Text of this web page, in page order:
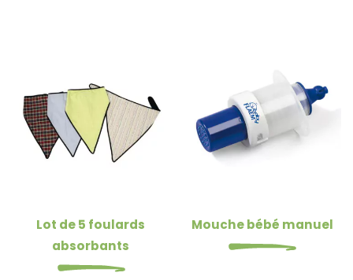
Lot de 5 foulards
absorbants
Mouche bébé manuel